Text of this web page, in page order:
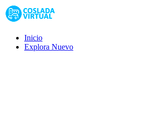
Inicio
Explora Nuevo